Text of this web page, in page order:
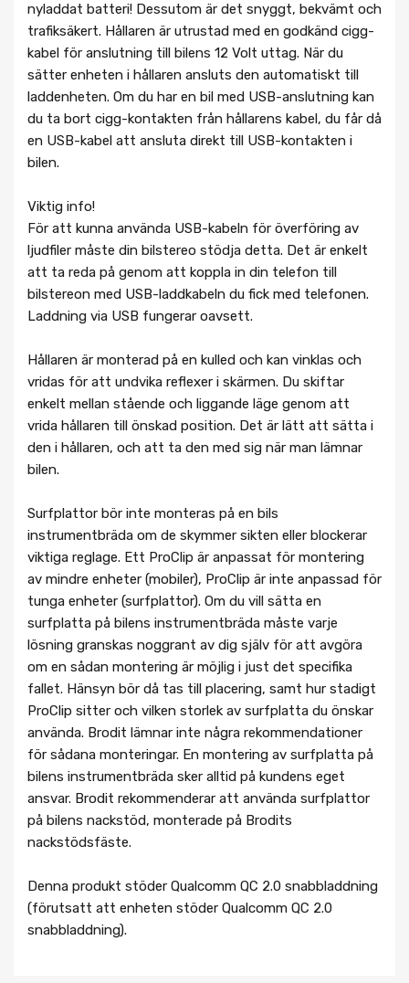
nyladdat batteri! Dessutom är det snyggt, bekvämt och
trafiksäkert. Hållaren är utrustad med en godkänd cigg-
kabel för anslutning till bilens 12 Volt uttag. När du
sätter enheten i hållaren ansluts den automatiskt till
laddenheten. Om du har en bil med USB-anslutning kan
du ta bort cigg-kontakten från hållarens kabel, du får då
en USB-kabel att ansluta direkt till USB-kontakten i
bilen.
Viktig info!
För att kunna använda USB-kabeln för överföring av
ljudfiler måste din bilstereo stödja detta. Det är enkelt
att ta reda på genom att koppla in din telefon till
bilstereon med USB-laddkabeln du fick med telefonen.
Laddning via USB fungerar oavsett.
Hållaren är monterad på en kulled och kan vinklas och
vridas för att undvika reflexer i skärmen. Du skiftar
enkelt mellan stående och liggande läge genom att
vrida hållaren till önskad position. Det är lätt att sätta i
den i hållaren, och att ta den med sig när man lämnar
bilen.
Surfplattor bör inte monteras på en bils
instrumentbräda om de skymmer sikten eller blockerar
viktiga reglage. Ett ProClip är anpassat för montering
av mindre enheter (mobiler), ProClip är inte anpassad för
tunga enheter (surfplattor). Om du vill sätta en
surfplatta på bilens instrumentbräda måste varje
lösning granskas noggrant av dig själv för att avgöra
om en sådan montering är möjlig i just det specifika
fallet. Hänsyn bör då tas till placering, samt hur stadigt
ProClip sitter och vilken storlek av surfplatta du önskar
använda. Brodit lämnar inte några rekommendationer
för sådana monteringar. En montering av surfplatta på
bilens instrumentbräda sker alltid på kundens eget
ansvar. Brodit rekommenderar att använda surfplattor
på bilens nackstöd, monterade på Brodits
nackstödsfäste.
Denna produkt stöder Qualcomm QC 2.0 snabbladdning
(förutsatt att enheten stöder Qualcomm QC 2.0
snabbladdning).